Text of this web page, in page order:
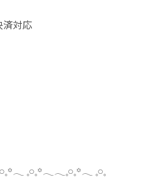
対応
𓈒𓏸𓈒꙳𓂃𓂃𓈒𓏸𓈒꙳𓂃 𓈒𓏸𓈒